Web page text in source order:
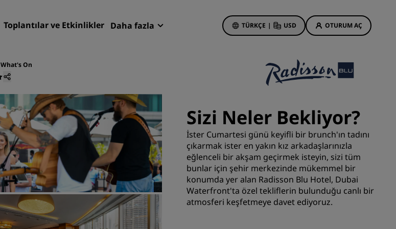
Toplantılar ve Etkinlikler Daha fazla TÜRKÇE | USD OTURUM AÇ
Destinasyonlar
Resortlar
Hizmet verilen daireler
Havaalanı otelleri
Yeni & yakında kullanıma
sunulacak oteller
Toplantılar ve Etkinlikler
Radisson Meetings'i Keşfedin
Otel Fırsatları
İlk seferin büyüsü
Deals of the Day
Erken rezervasyon
Paketlerimize göz atın
Seyahat fikirleri
What's On
Sizi Neler Bekliyor?
İster Cumartesi günü keyifli bir brunch'ın tadını
çıkarmak ister en yakın kız arkadaşlarınızla
eğlenceli bir akşam geçirmek isteyin, sizi tüm
bunlar için şehir merkezinde mükemmel bir
konumda yer alan Radisson Blu Hotel, Dubai
Waterfront'ta özel tekliflerin bulunduğu canlı bir
atmosferi keşfetmeye davet ediyoruz.